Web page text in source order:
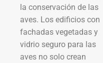
la conservación de las
aves. Los edificios con
fachadas vegetadas y
vidrio seguro para las
aves no solo crean